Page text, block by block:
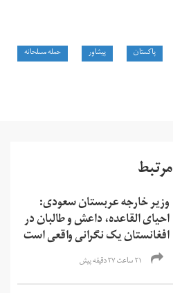
پاکستان پیشاور
حمله مسلحانه
مرتبط
وزیر خارجه عربستان سعودی:
احیای القاعده،‌ داعش و طالبان در
افغانستان یک نگرانی واقعی است
۲۱ ساعت ۲۷ دقیقه پیش